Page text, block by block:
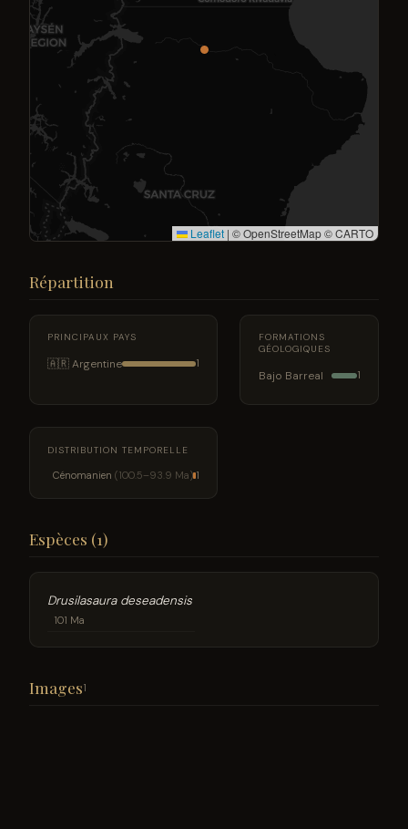
Leaflet | © OpenStreetMap © CARTO
Répartition
PRINCIPAUX PAYS
🇦🇷 Argentine 1
FORMATIONS
GÉOLOGIQUES
Bajo Barreal 1
DISTRIBUTION TEMPORELLE
Cénomanien (100.5–93.9 Ma) 1
Espèces (1)
Drusilasaura deseadensis
101 Ma
Images1